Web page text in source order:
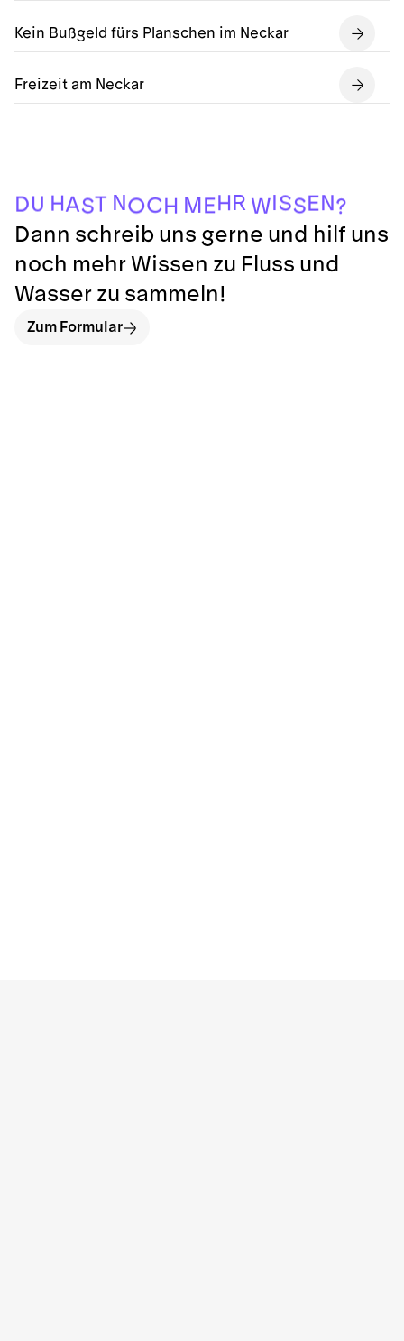
Kein Bußgeld fürs Planschen im Neckar
Freizeit am Neckar
DU HAST NOCH MEHR WISSEN?
Dann schreib uns gerne und hilf uns
noch mehr Wissen zu Fluss und
Wasser zu sammeln!
Zum Formular